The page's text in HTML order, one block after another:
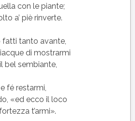
con le piante;
a’ piè rinverte.
tanto avante,
di mostrarmi
bel sembiante,
fé restarmi,
«ed ecco il loco
t’armi».